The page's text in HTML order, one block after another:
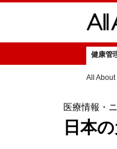
健康管
All About
医療情報・
日本